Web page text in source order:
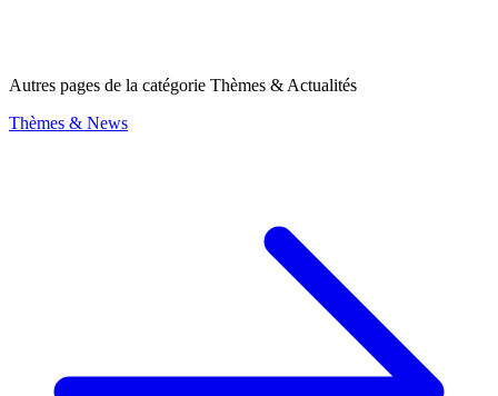
Autres pages de la catégorie Thèmes & Actualités
Thèmes & News